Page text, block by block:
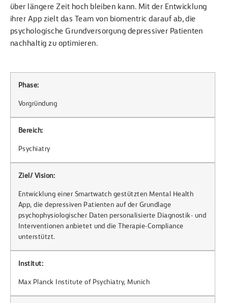
über längere Zeit hoch bleiben kann. Mit der Entwicklung
ihrer App zielt das Team von biomentric darauf ab, die
psychologische Grundversorgung depressiver Patienten
nachhaltig zu optimieren.
Phase:
Vorgründung
Bereich:
Psychiatry
Ziel/ Vision:
Entwicklung einer Smartwatch gestützten Mental Health
App, die depressiven Patienten auf der Grundlage
psychophysiologischer Daten personalisierte Diagnostik- und
Interventionen anbietet und die Therapie-Compliance
unterstützt.
Institut:
Max Planck Institute of Psychiatry, Munich